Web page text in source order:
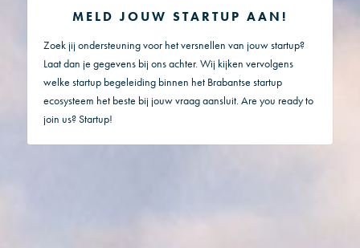
MELD JOUW STARTUP AAN!
Zoek jij ondersteuning voor het versnellen van jouw startup?
Laat dan je gegevens bij ons achter. Wij kijken vervolgens
welke startup begeleiding binnen het Brabantse startup
ecosysteem het beste bij jouw vraag aansluit. Are you ready to
join us? Startup!